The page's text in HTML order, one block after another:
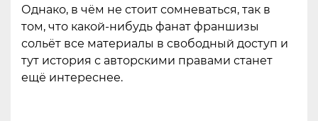
Однако, в чём не стоит сомневаться, так в
том, что какой-нибудь фанат франшизы
сольёт все материалы в свободный доступ и
тут история с авторскими правами станет
ещё интереснее.